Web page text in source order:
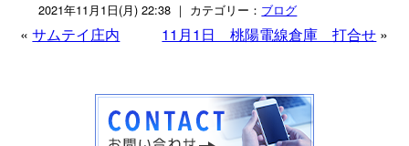
2021年11月1日(月) 22:38 ｜ カテゴリー： ブログ
«サムテイ庄内 11月1日 桃陽電線倉庫 打合せ »